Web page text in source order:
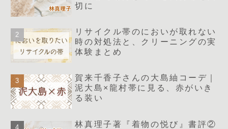
切に
リサイクル帯のにおいが取れない
時の対処法と、クリーニングの実
体験まとめ
賀来千香子さんの大島紬コーデ｜
泥大島×龍村帯に見る、赤がいき
る装い
林真理子著『着物の悦び』書評②